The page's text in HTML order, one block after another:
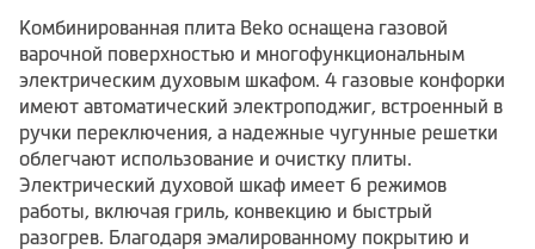
Комбинированная плита Beko оснащена газовой
варочной поверхностью и многофункциональным
электрическим духовым шкафом. 4 газовые конфорки
имеют автоматический электроподжиг, встроенный в
ручки переключения, а надежные чугунные решетки
облегчают использование и очистку плиты.
Электрический духовой шкаф имеет 6 режимов
работы, включая гриль, конвекцию и быстрый
разогрев. Благодаря эмалированному покрытию и